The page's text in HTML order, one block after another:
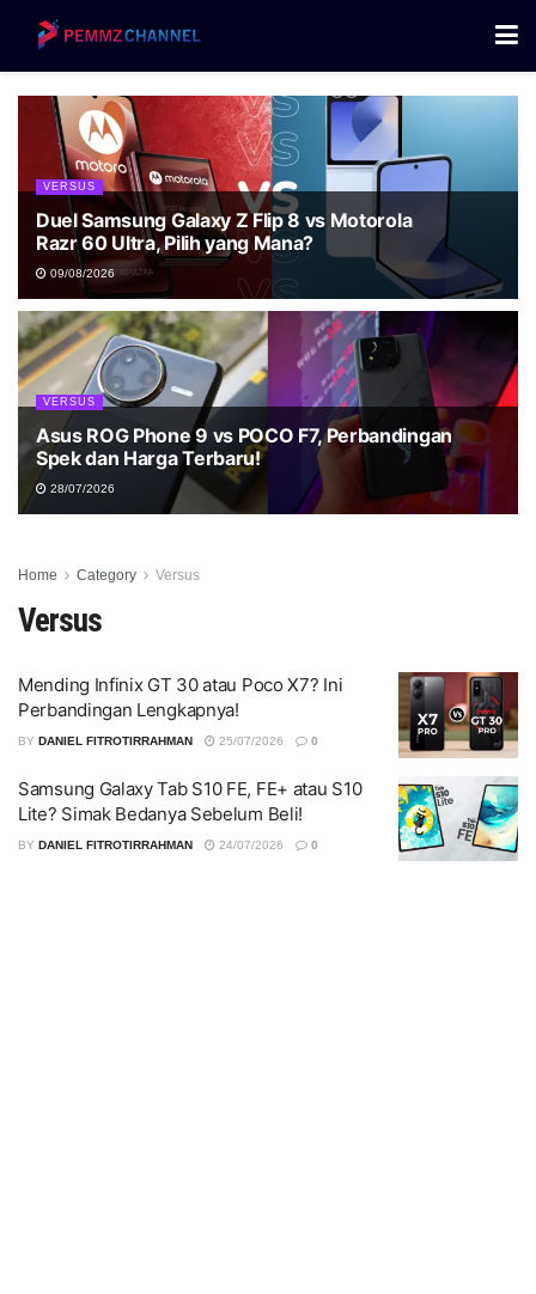
VERSUS
Duel Samsung Galaxy Z Flip 8 vs Motorola
Razr 60 Ultra, Pilih yang Mana?
09/08/2026
VERSUS
Asus ROG Phone 9 vs POCO F7, Perbandingan
Spek dan Harga Terbaru!
28/07/2026
Home Category Versus
Versus
Mending Infinix GT 30 atau Poco X7? Ini
Perbandingan Lengkapnya!
BY DANIEL FITROTIRRAHMAN 25/07/2026 0
Samsung Galaxy Tab S10 FE, FE+ atau S10
Lite? Simak Bedanya Sebelum Beli!
BY DANIEL FITROTIRRAHMAN 24/07/2026 0